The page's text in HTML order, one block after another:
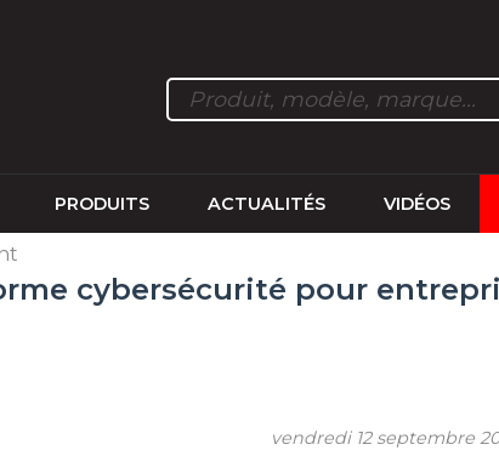
PRODUITS ACTUALITÉS VIDÉOS
cybersécurité pour
vendredi 12 septembre